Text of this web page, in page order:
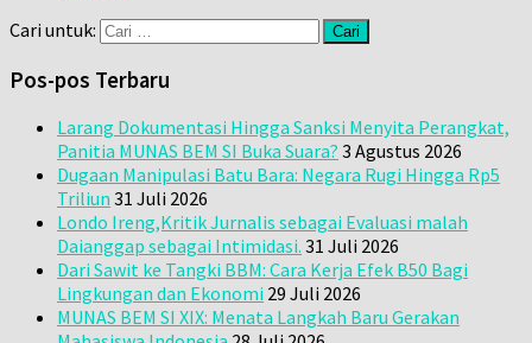
Cari untuk:
Pos-pos Terbaru
Larang Dokumentasi Hingga Sanksi Menyita Perangkat,
Panitia MUNAS BEM SI Buka Suara? 3 Agustus 2026
Dugaan Manipulasi Batu Bara: Negara Rugi Hingga Rp5
Triliun 31 Juli 2026
Londo Ireng,Kritik Jurnalis sebagai Evaluasi malah
Daianggap sebagai Intimidasi. 31 Juli 2026
Dari Sawit ke Tangki BBM: Cara Kerja Efek B50 Bagi
Lingkungan dan Ekonomi 29 Juli 2026
MUNAS BEM SI XIX: Menata Langkah Baru Gerakan